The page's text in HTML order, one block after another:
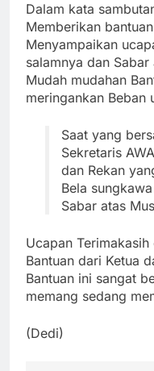
Dalam kata
Memberikan
Menyampaikan
salamnya dan
Mudah mudahan
meringankan Beban
Saat yang
Sekretaris
dan Rekan
Bela
Sabar atas
Ucapan
Bantuan dari Ketua
Bantuan ini sangat
memang sedang
(Dedi)